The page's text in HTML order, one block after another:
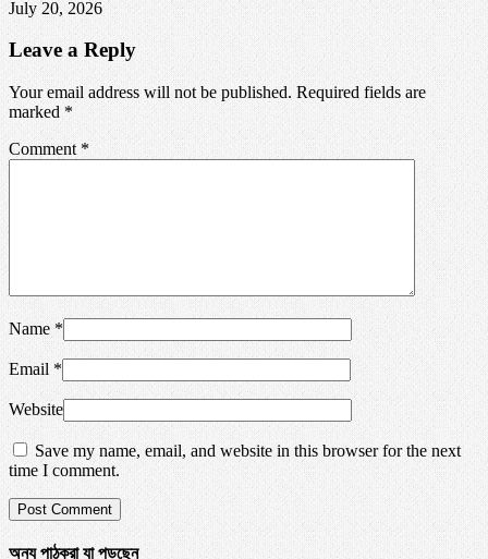
July 20, 2026
Leave a Reply
Your email address will not be published. Required fields are
marked *
Comment *
Name *
Email *
Website
Save my name, email, and website in this browser for the next
time I comment.
অন্য পাঠকরা যা পড়ছেন